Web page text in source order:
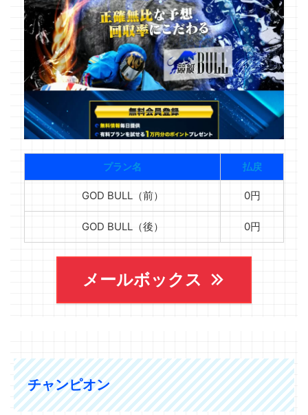
プラン名 払戻
GOD BULL（前） 0円
GOD BULL（後） 0円
メールボックス
チャンピオン